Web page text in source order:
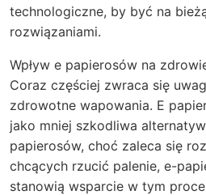
technologiczne, by być na
rozwiązaniami.
Wpływ e papierosów na
Coraz częściej zwraca się
zdrowotne wapowania. E
jako mniej szkodliwa
papierosów, choć zaleca się
chcących rzucić palenie, e-
stanowią wsparcie w tym